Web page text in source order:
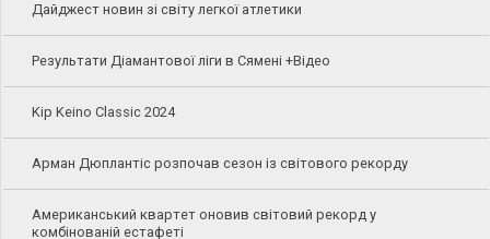
Дайджест новин зі світу легкої атлетики
Результати Діамантової ліги в Сямені +Відео
Kip Keino Classic 2024
Арман Дюплантіс розпочав сезон із світового рекорду
Американський квартет оновив світовий рекорд у
комбінованій естафеті